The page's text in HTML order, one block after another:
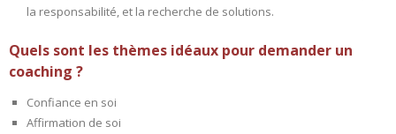
BLOG
CONTACT
la responsabilité, et la recherche de solutions.
Quels sont les thèmes idéaux pour demander un
coaching ?
Confiance en soi
Affirmation de soi